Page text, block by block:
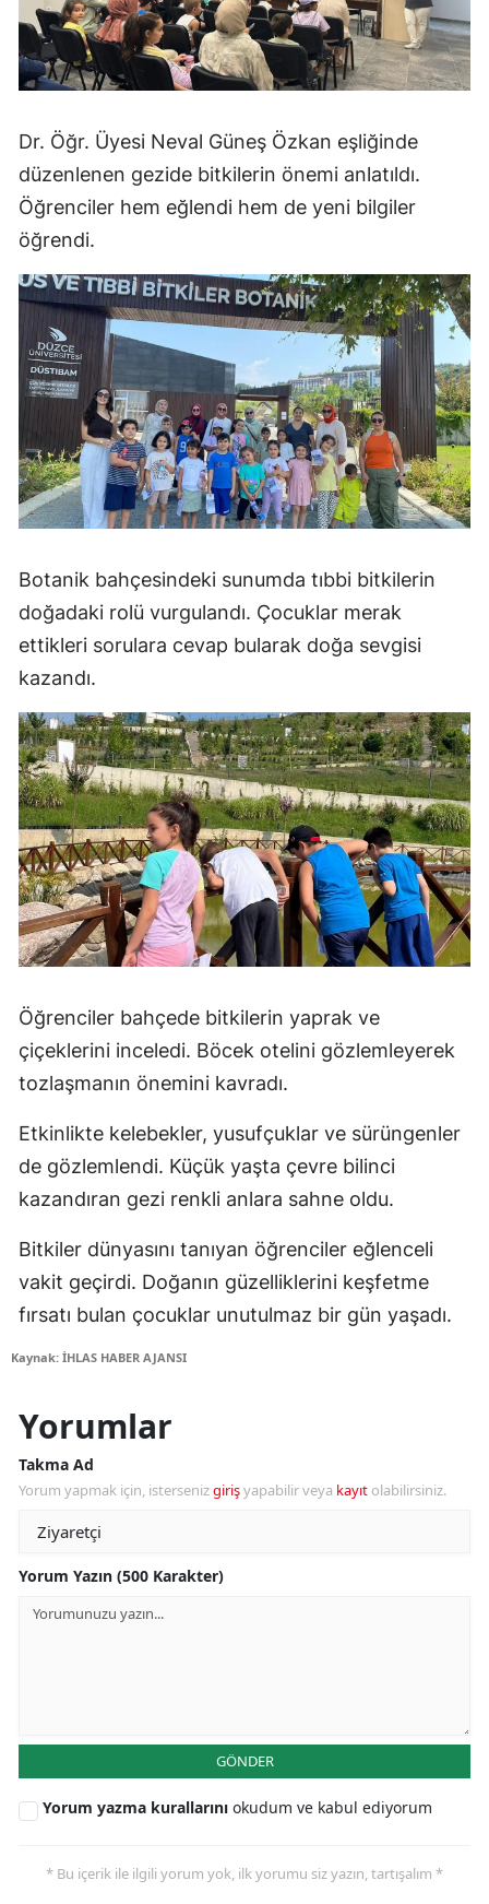
Dr. Öğr. Üyesi Neval Güneş Özkan eşliğinde
düzenlenen gezide bitkilerin önemi anlatıldı.
Öğrenciler hem eğlendi hem de yeni bilgiler
öğrendi.
Botanik bahçesindeki sunumda tıbbi bitkilerin
doğadaki rolü vurgulandı. Çocuklar merak
ettikleri sorulara cevap bularak doğa sevgisi
kazandı.
Öğrenciler bahçede bitkilerin yaprak ve
çiçeklerini inceledi. Böcek otelini gözlemleyerek
tozlaşmanın önemini kavradı.
Etkinlikte kelebekler, yusufçuklar ve sürüngenler
de gözlemlendi. Küçük yaşta çevre bilinci
kazandıran gezi renkli anlara sahne oldu.
Bitkiler dünyasını tanıyan öğrenciler eğlenceli
vakit geçirdi. Doğanın güzelliklerini keşfetme
fırsatı bulan çocuklar unutulmaz bir gün yaşadı.
Kaynak: İHLAS HABER AJANSI
Yorumlar
Takma Ad
Yorum yapmak için, istersenizgirişyapabilir veya kayıt olabilirsiniz.
Yorum Yazın (500 Karakter)
GÖNDER
Yorum yazma kurallarını okudum ve kabul ediyorum
* Bu içerik ile ilgili yorum yok, ilk yorumu siz yazın, tartışalım *